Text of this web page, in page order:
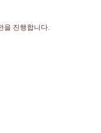
을 진행합니다.